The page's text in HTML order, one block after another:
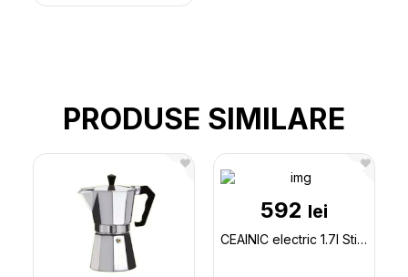
PRODUSE SIMILARE
592 lei
CEAINIC electric 1.7l Sticla (FA5411-2) 23785